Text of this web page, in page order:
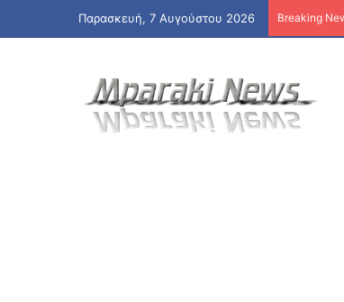
Παρασκευή, 7 Αυγούστου 2026 Breaking